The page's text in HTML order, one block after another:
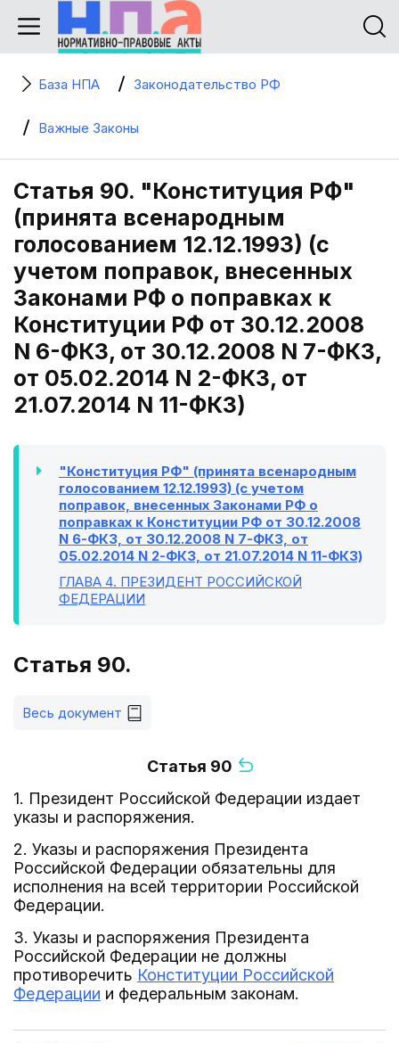
База НПА Законодательство РФ
Важные Законы
Статья 90. "Конституция РФ"
(принята всенародным
голосованием 12.12.1993) (с
учетом поправок, внесенных
Законами РФ о поправках к
Конституции РФ от 30.12.2008
N 6-ФКЗ, от 30.12.2008 N 7-ФКЗ,
от 05.02.2014 N 2-ФКЗ, от
21.07.2014 N 11-ФКЗ)
"Конституция РФ" (принята всенародным
голосованием 12.12.1993) (с учетом
поправок, внесенных Законами РФ о
поправках к Конституции РФ от 30.12.2008
N 6-ФКЗ, от 30.12.2008 N 7-ФКЗ, от
05.02.2014 N 2-ФКЗ, от 21.07.2014 N 11-ФКЗ)
ГЛАВА 4. ПРЕЗИДЕНТ РОССИЙСКОЙ
ФЕДЕРАЦИИ
Статья 90.
Весь документ
Статья 90
1. Президент Российской Федерации издает
указы и распоряжения.
2. Указы и распоряжения Президента
Российской Федерации обязательны для
исполнения на всей территории Российской
Федерации.
3. Указы и распоряжения Президента
Российской Федерации не должны
противоречить Конституции Российской
Федерации и федеральным законам.